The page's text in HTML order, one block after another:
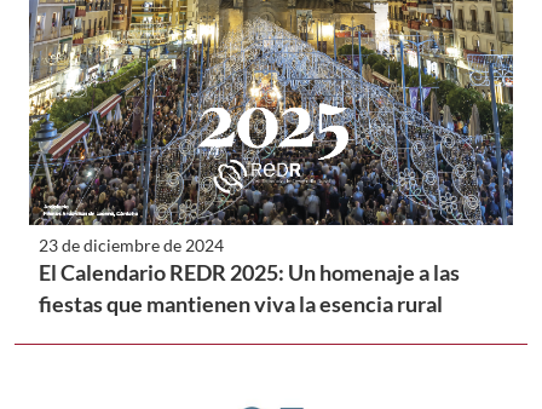
23 de diciembre de 2024
El Calendario REDR 2025: Un homenaje a las
fiestas que mantienen viva la esencia rural